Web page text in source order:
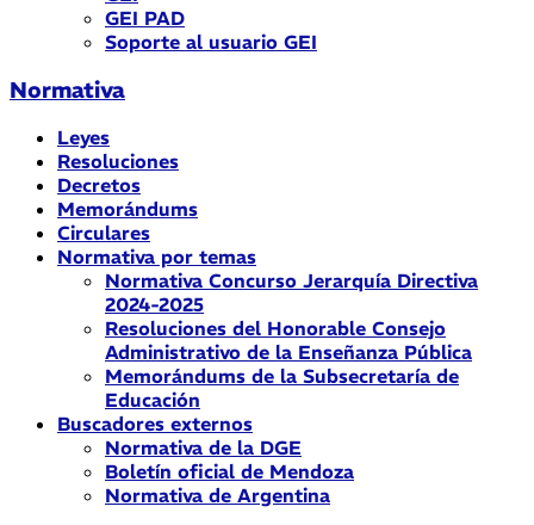
GEI PAD
Soporte al usuario GEI
Normativa
Leyes
Resoluciones
Decretos
Memorándums
Circulares
Normativa por temas
Normativa Concurso Jerarquía Directiva
2024-2025
Resoluciones del Honorable Consejo
Administrativo de la Enseñanza Pública
Memorándums de la Subsecretaría de
Educación
Buscadores externos
Normativa de la DGE
Boletín oficial de Mendoza
Normativa de Argentina